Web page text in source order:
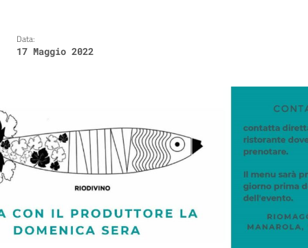
Data:
17 Maggio 2022